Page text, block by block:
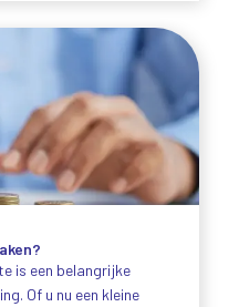
is een belangrijke
Of u nu een kleine